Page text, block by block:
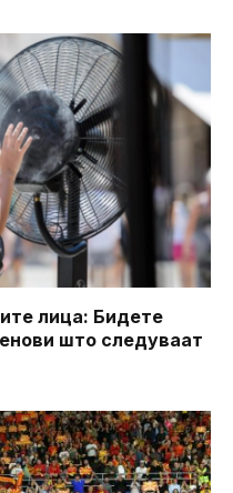
лица: Бидете
што следуваат